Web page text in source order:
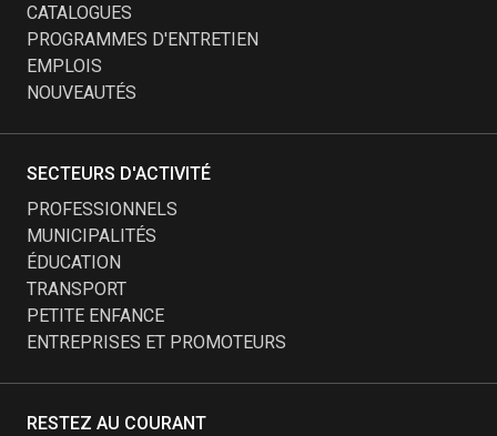
RESTEZ AU COURANT
CATALOGUES
PROGRAMMES D'ENTRETIEN
EMPLOIS
NOUVEAUTÉS
SECTEURS D'ACTIVITÉ
PROFESSIONNELS
MUNICIPALITÉS
ÉDUCATION
TRANSPORT
PETITE ENFANCE
ENTREPRISES ET PROMOTEURS